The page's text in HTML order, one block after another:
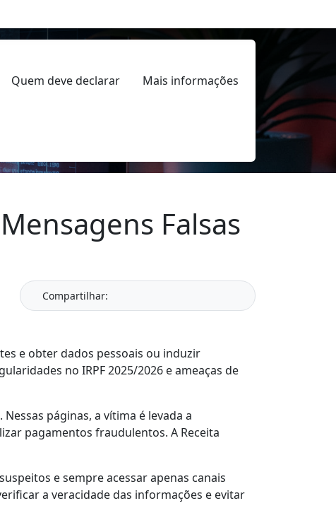
Quem deve declarar Mais informações
Falsas
Compartilhar:
e obter dados pessoais ou induzir
no IRPF 2025/2026 e ameaças de
páginas, a vítima é levada a
pagamentos fraudulentos. A Receita
e sempre acessar apenas canais
a veracidade das informações e evitar